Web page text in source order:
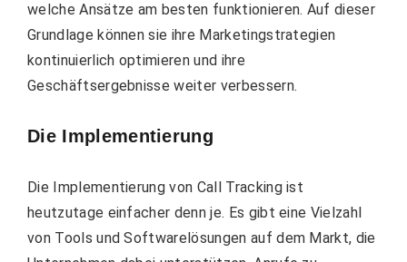
welche Ansätze am besten funktionieren. Auf dieser
Grundlage können sie ihre Marketingstrategien
kontinuierlich optimieren und ihre
Geschäftsergebnisse weiter verbessern.
Die Implementierung
Die Implementierung von Call Tracking ist
heutzutage einfacher denn je. Es gibt eine Vielzahl
von Tools und Softwarelösungen auf dem Markt, die